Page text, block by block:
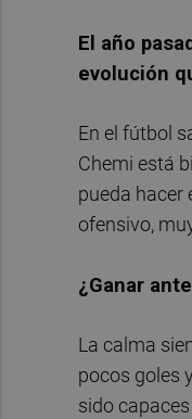
El año
evolución
En el fútbol
Chemi está
pueda hacer
ofensivo,
¿Ganar
La calma
pocos goles
sido